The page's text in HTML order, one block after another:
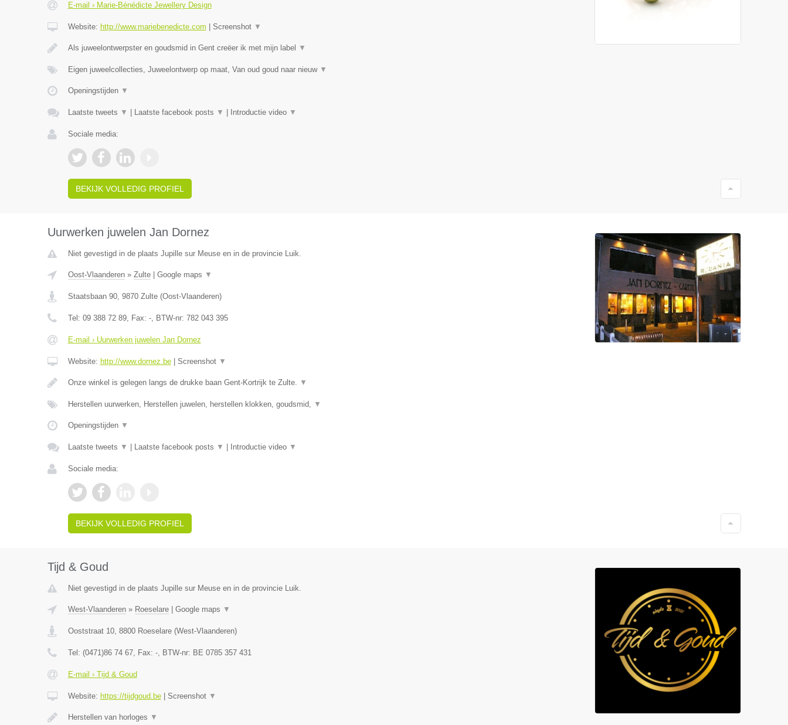
E-mail › Marie-Bénédicte Jewellery Design
Website: http://www.mariebenedicte.com Screenshot ▼
Als juweelontwerpster en goudsmid in Gent creëer ik met mijn label ▼
Eigen juweelcollecties, Juweelontwerp op maat, Van oud goud naar nieuw ▼
Openingstijden ▼
Laatste tweets ▼ Laatste facebook posts ▼ Introductie video ▼
Sociale media:
BEKIJK VOLLEDIG PROFIEL
Uurwerken juwelen Jan Dornez
Niet gevestigd in de plaats Jupille sur Meuse en in de provincie Luik.
Oost-Vlaanderen» Zulte| Google maps ▼
Staatsbaan 90, 9870 Zulte(Oost-Vlaanderen)
Tel: 09 388 72 89, Fax: -, BTW-nr: 782 043 395
E-mail › Uurwerken juwelen Jan Dornez
Website: http://www.dornez.be| Screenshot ▼
Onze winkel is gelegen langs de drukke baan Gent-Kortrijk te Zulte. ▼
Herstellen uurwerken, Herstellen juwelen, herstellen klokken, goudsmid, ▼
Openingstijden ▼
Laatste tweets ▼ Laatste facebook posts ▼ Introductie video ▼
Sociale media:
BEKIJK VOLLEDIG PROFIEL
Tijd & Goud
Niet gevestigd in de plaats Jupille sur Meuse en in de provincie Luik.
West-Vlaanderen» Roeselare| Google maps ▼
Ooststraat 10, 8800 Roeselare(West-Vlaanderen)
Tel: (0471)86 74 67, Fax: -, BTW-nr: BE 0785 357 431
E-mail › Tijd & Goud
Website: https://tijdgoud.be| Screenshot ▼
Herstellen van horloges ▼